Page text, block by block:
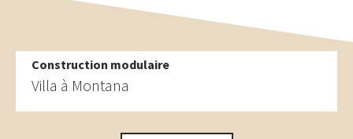
Plus de références
Maison préfabriquée à Erschmatt
Construction modulaire
Villa à Montana